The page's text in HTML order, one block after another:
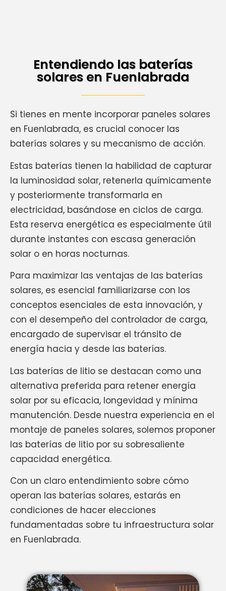
Entendiendo las baterías
solares en Fuenlabrada
Si tienes en mente incorporar paneles solares
en Fuenlabrada, es crucial conocer las
baterías solares y su mecanismo de acción.
Estas baterías tienen la habilidad de capturar
la luminosidad solar, retenerla químicamente
y posteriormente transformarla en
electricidad, basándose en ciclos de carga.
Esta reserva energética es especialmente útil
durante instantes con escasa generación
solar o en horas nocturnas.
Para maximizar las ventajas de las baterías
solares, es esencial familiarizarse con los
conceptos esenciales de esta innovación, y
con el desempeño del controlador de carga,
encargado de supervisar el tránsito de
energía hacia y desde las baterías.
Las baterías de litio se destacan como una
alternativa preferida para retener energía
solar por su eficacia, longevidad y mínima
manutención. Desde nuestra experiencia en el
montaje de paneles solares, solemos proponer
las baterías de litio por su sobresaliente
capacidad energética.
Con un claro entendimiento sobre cómo
operan las baterías solares, estarás en
condiciones de hacer elecciones
fundamentadas sobre tu infraestructura solar
en Fuenlabrada.